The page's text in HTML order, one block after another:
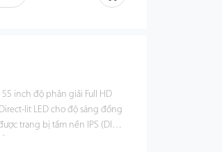
inch độ phân giải Full HD
lit LED cho độ sáng đồng
trang bị tấm nền IPS (DID)